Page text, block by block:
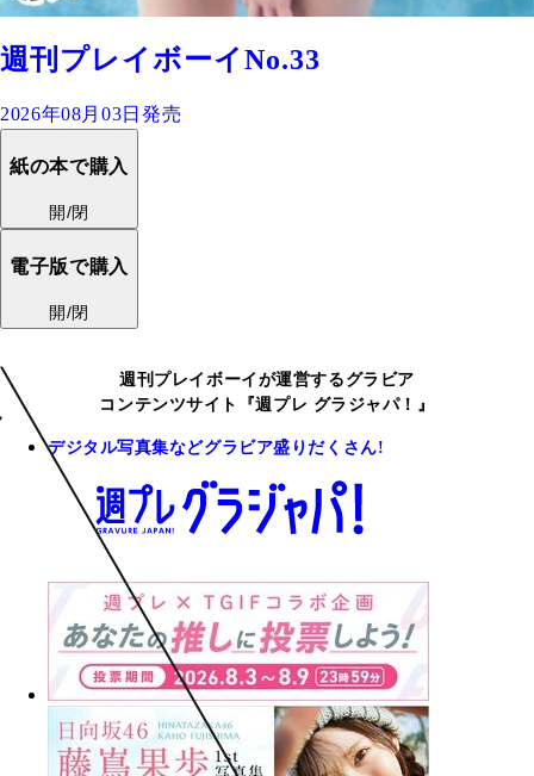
週刊プレイボーイNo.33
2026年08月03日発売
紙の本で購入
開/閉
電子版で購入
開/閉
週刊プレイボーイが運営するグラビア
コンテンツサイト『週プレ グラジャパ！』
デジタル写真集などグラビア盛りだくさん!